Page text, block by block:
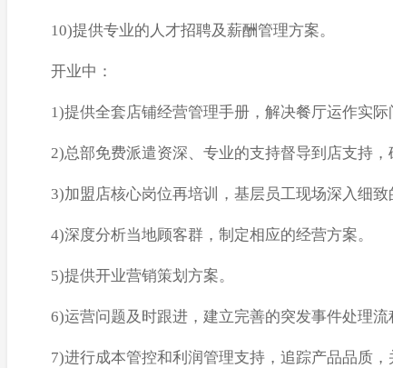
10)提供专业的人才招聘及薪酬管理方案。
开业中：
1)提供全套店铺经营管理手册，解决餐厅运作实际
2)总部免费派遣资深、专业的支持督导到店支持，
3)加盟店核心岗位再培训，基层员工现场深入细
4)深度分析当地顾客群，制定相应的经营方案。
5)提供开业营销策划方案。
6)运营问题及时跟进，建立完善的突发事件处理流
7)进行成本管控和利润管理支持，追踪产品品质，